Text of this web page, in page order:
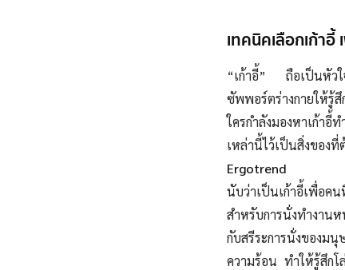
เทคนิคเลือกเก้าอี้
“เก้าอี้” ถือเป็นหัวใ
ซัพพอร์ตร่างกายให้รู้
ใครกำลังมองหาเก้าอี้
เหล่านี้ไว้เป็นสิ่งของที่
Ergotrend
นับว่าเป็นเก้าอี้เพื่อค
สำหรับการนั่งทำงาน
กับสรีระการนั่งของม
ความร้อน ทำให้รู้สึก